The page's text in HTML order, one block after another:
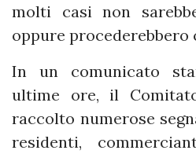
molti casi non
oppure
In un comunicato
ultime ore, il
raccolto numerose
residenti,